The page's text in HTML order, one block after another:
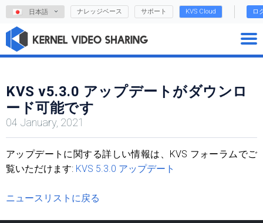
日本語 ナレッジベース サポート KVS Cloud ロ
KVS v5.3.0 アップデートがダウンロ
ード可能です
04 January, 2021
アップデートに関する詳しい情報は、KVS フォーラムでご
覧いただけます: KVS 5.3.0 アップデート
ニュースリストに戻る